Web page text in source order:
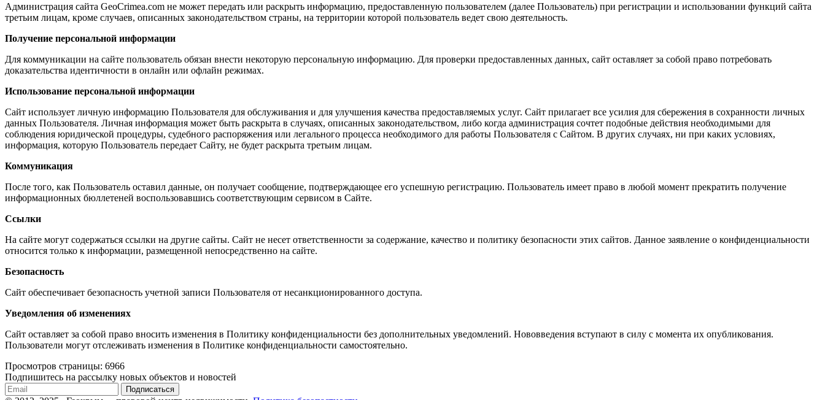
Администрация сайта GeoCrimea.com не может передать или раскрыть информацию, предоставленную пользователем (далее Пользователь) при регистрации и использовании функций сайта
третьим лицам, кроме случаев, описанных законодательством страны, на территории которой пользователь ведет свою деятельность.
Получение персональной информации
Для коммуникации на сайте пользователь обязан внести некоторую персональную информацию. Для проверки предоставленных данных, сайт оставляет за собой право потребовать
доказательства идентичности в онлайн или офлайн режимах.
Использование персональной информации
Сайт использует личную информацию Пользователя для обслуживания и для улучшения качества предоставляемых услуг. Сайт прилагает все усилия для сбережения в сохранности личных
данных Пользователя. Личная информация может быть раскрыта в случаях, описанных законодательством, либо когда администрация сочтет подобные действия необходимыми для
соблюдения юридической процедуры, судебного распоряжения или легального процесса необходимого для работы Пользователя с Сайтом. В других случаях, ни при каких условиях,
информация, которую Пользователь передает Сайту, не будет раскрыта третьим лицам.
Коммуникация
После того, как Пользователь оставил данные, он получает сообщение, подтверждающее его успешную регистрацию. Пользователь имеет право в любой момент прекратить получение
информационных бюллетеней воспользовавшись соответствующим сервисом в Сайте.
Ссылки
На сайте могут содержаться ссылки на другие сайты. Сайт не несет ответственности за содержание, качество и политику безопасности этих сайтов. Данное заявление о конфиденциальности
относится только к информации, размещенной непосредственно на сайте.
Безопасность
Сайт обеспечивает безопасность учетной записи Пользователя от несанкционированного доступа.
Уведомления об изменениях
Сайт оставляет за собой право вносить изменения в Политику конфиденциальности без дополнительных уведомлений. Нововведения вступают в силу с момента их опубликования.
Пользователи могут отслеживать изменения в Политике конфиденциальности самостоятельно.
Просмотров страницы: 6966
Подпишитесь на рассылку новых объектов и новостей
Подписаться